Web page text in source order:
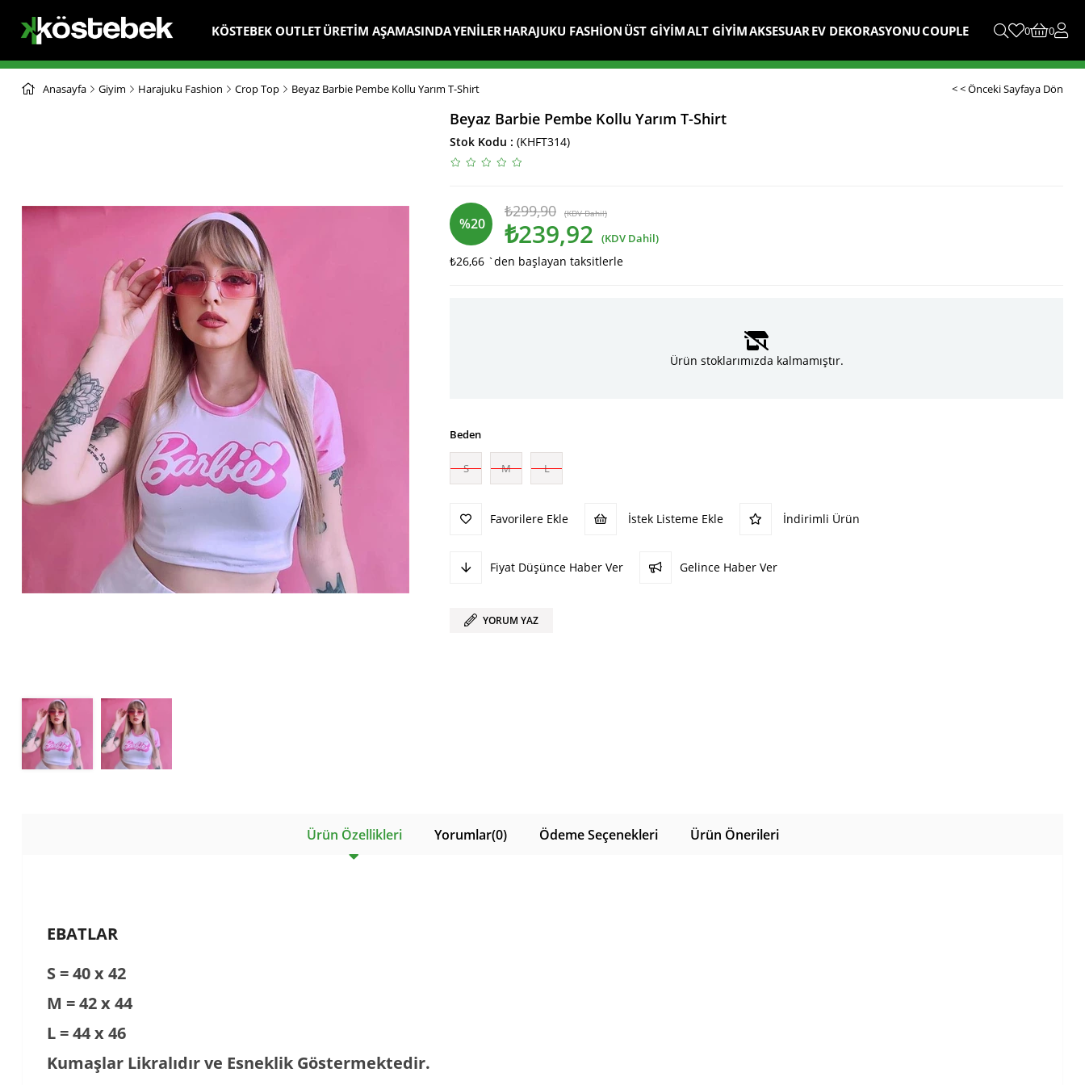
KÖSTEBEK OUTLETÜRETİM AŞAMASINDAYENİLER HARAJUKU FASHİON ÜST GİYİMALT GİYİMAKSESUAR EV DEKORASYONUCOUPLE 0 0
Anasayfa Giyim Harajuku Fashion Crop Top Beyaz Barbie Pembe Kollu Yarım T-Shirt < < Önceki Sayfaya Dön
Beyaz Barbie Pembe Kollu Yarım T-Shirt
Stok Kodu (KHFT314)
%20
İndirim
₺299,90 (KDV Dahil)
₺239,92 (KDV Dahil)
₺26,66 `den başlayan taksitlerle
Ürün stoklarımızda kalmamıştır.
Beden
S M L
Favorilere Ekle İstek Listeme Ekle İndirimli Ürün
Fiyat Düşünce Haber Ver Gelince Haber Ver
YORUM YAZ
Ürün Özellikleri Yorumlar(0) Ödeme Seçenekleri Ürün Önerileri
EBATLAR
S = 40 x 42
M = 42 x 44
L = 44 x 46
Kumaşlar Likralıdır ve Esneklik Göstermektedir.